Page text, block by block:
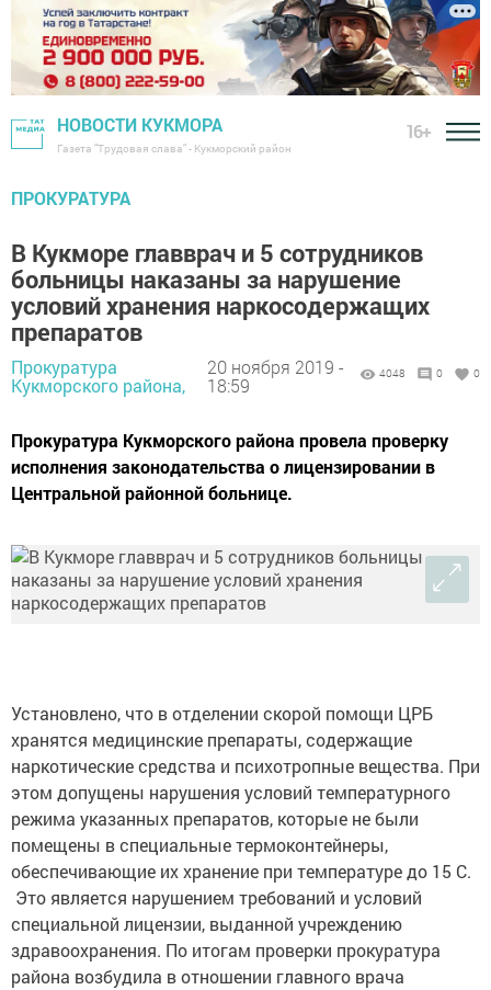
НОВОСТИ КУКМОРА
Газета "Трудовая слава" - Кукморский район
16+
ПРОКУРАТУРА
В Кукморе главврач и 5 сотрудников
больницы наказаны за нарушение
условий хранения наркосодержащих
препаратов
Прокуратура
Кукморского района,
20 ноября 2019 -
18:59
4048 0 0
Прокуратура Кукморского района провела проверку
исполнения законодательства о лицензировании в
Центральной районной больнице.
Установлено, что в отделении скорой помощи ЦРБ
хранятся медицинские препараты, содержащие
наркотические средства и психотропные вещества. При
этом допущены нарушения условий температурного
режима указанных препаратов, которые не были
помещены в специальные термоконтейнеры,
обеспечивающие их хранение при температуре до 15 С.
Это является нарушением требований и условий
специальной лицензии, выданной учреждению
здравоохранения. По итогам проверки прокуратура
района возбудила в отношении главного врача